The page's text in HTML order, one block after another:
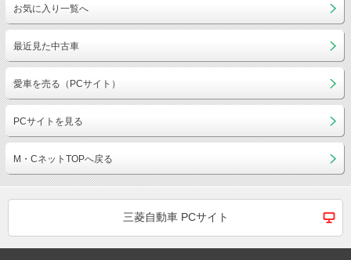
お気に入り一覧へ
最近見た中古車
愛車を売る（PCサイト）
PCサイトを見る
M・CネットTOPへ戻る
三菱自動車 PCサイト